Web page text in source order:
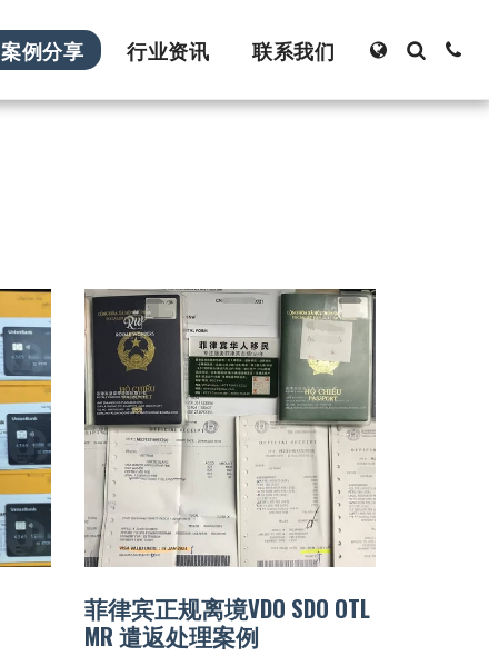
案例分享 行业资讯 联系我们
菲律宾正规离境VDO SDO OTL
MR 遣返处理案例